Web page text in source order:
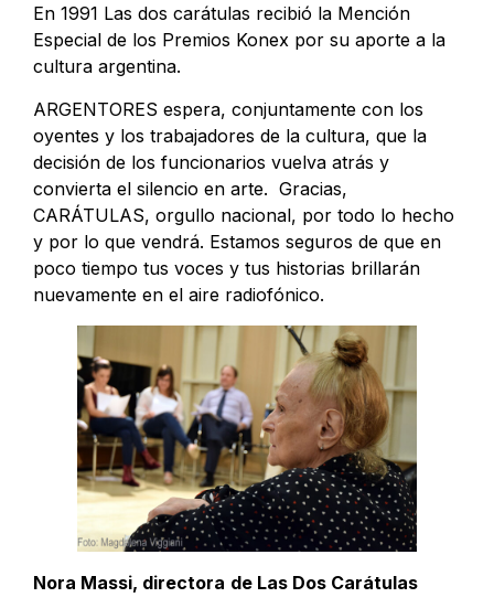
En 1991 Las dos carátulas recibió la Mención
Especial de los Premios Konex por su aporte a la
cultura argentina.
ARGENTORES espera, conjuntamente con los
oyentes y los trabajadores de la cultura, que la
decisión de los funcionarios vuelva atrás y
convierta el silencio en arte. Gracias,
CARÁTULAS, orgullo nacional, por todo lo hecho
y por lo que vendrá. Estamos seguros de que en
poco tiempo tus voces y tus historias brillarán
nuevamente en el aire radiofónico.
Nora Massi, directora de Las Dos Carátulas